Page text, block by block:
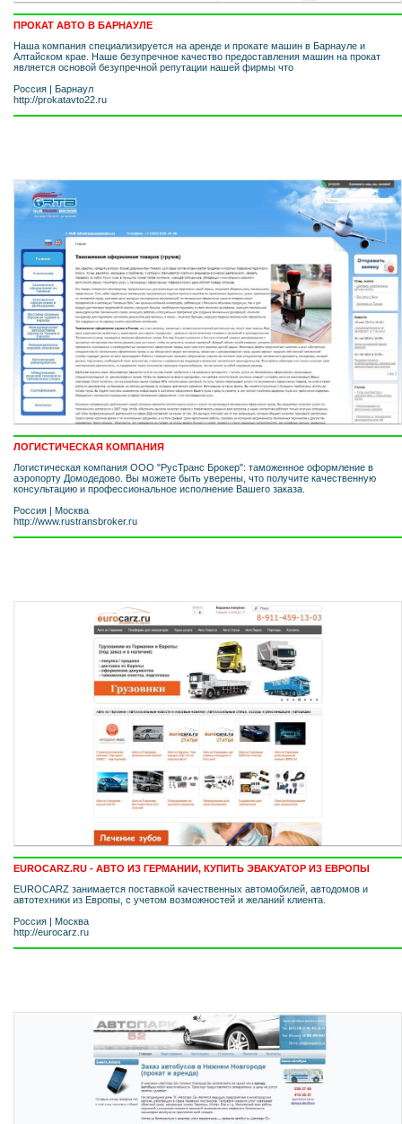
ПРОКАТ АВТО В БАРНАУЛЕ
Наша компания специализируется на аренде и прокате машин в Барнауле и
Алтайском крае. Наше безупречное качество предоставления машин на прокат
является основой безупречной репутации нашей фирмы что
Россия | Барнаул
http://prokatavto22.ru
ЛОГИСТИЧЕСКАЯ КОМПАНИЯ
Логистическая компания ООО "РусТранс Брокер": таможенное оформление в
аэропорту Домодедово. Вы можете быть уверены, что получите качественную
консультацию и профессиональное исполнение Вашего заказа.
Россия | Москва
http://www.rustransbroker.ru
EUROCARZ.RU - АВТО ИЗ ГЕРМАНИИ, КУПИТЬ ЭВАКУАТОР ИЗ ЕВРОПЫ
EUROCARZ занимается поставкой качественных автомобилей, автодомов и
автотехники из Европы, с учетом возможностей и желаний клиента.
Россия | Москва
http://eurocarz.ru